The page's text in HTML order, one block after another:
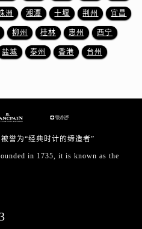
浙江省金华市金东区东市南街777号金华万达广场4号楼22楼2209室宝珀售后服务中心（需提前预约）
浙江省丽水市莲都区解放街宝珀售后服务中心（需提前预约）
浙江省舟山市定海区解放东路宝珀售后服务中心（需提前预约）
洲 湘潭 十堰 荆州 宜昌
柳州 桂林 惠州 西宁
盐城 泰州 香港 台州
誉为“经典时计的缔造者”
in 1735, it is known as the